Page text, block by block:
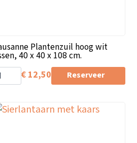
Plantenzuil hoog wit
40 x 40 x 108 cm.
€12,50 Reserveer